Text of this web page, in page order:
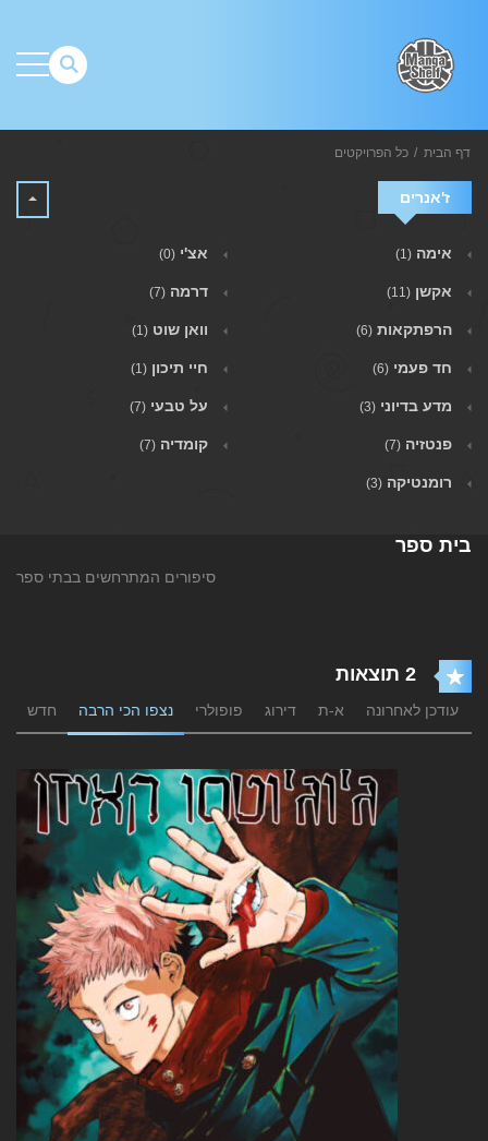
דף הבית כל הפרויקטים
ז'אנרים
אימה (1) אצ'י (0)
אקשן (11) דרמה (7)
הרפתקאות (6) וואן שוט (1)
חד פעמי (6) חיי תיכון (1)
מדע בדיוני (3) על טבעי (7)
פנטזיה (7) קומדיה (7)
רומנטיקה (3)
בית ספר
סיפורים המתרחשים בבתי ספר
עודכן לאחרונה א-ת דירוג פופולרי נצפו הכי הרבה חדש